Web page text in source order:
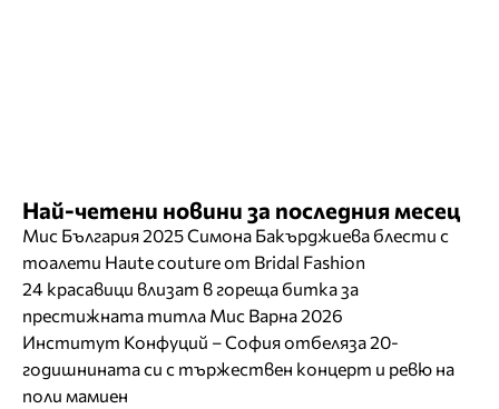
Най-четени новини за последния месец
Мис България 2025 Симона Бакърджиева блести с
тоалети Haute couture от Bridal Fashion
24 красавици влизат в гореща битка за
престижната титла Мис Варна 2026
Институт Конфуций – София отбеляза 20-
годишнината си с тържествен концерт и ревю на
поли мамиен